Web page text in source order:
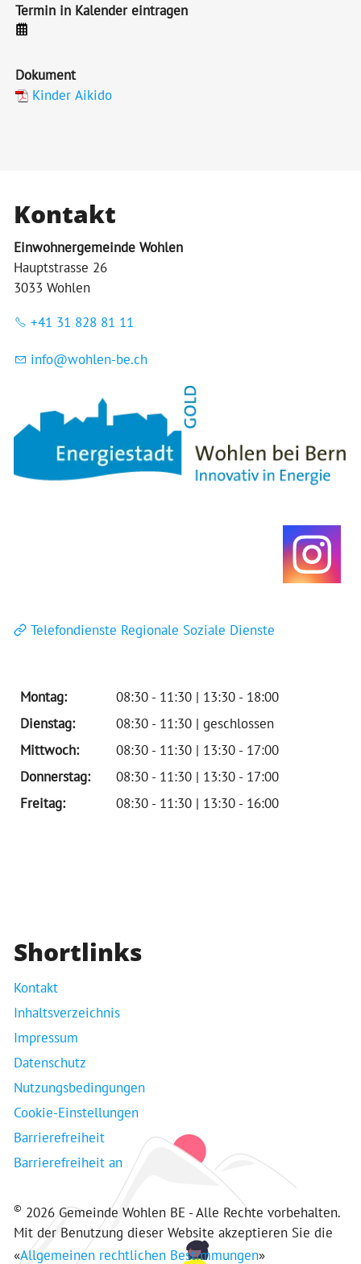
Termin in Kalender eintragen
Dokument
Kinder Aikido
Kontakt
Einwohnergemeinde Wohlen
Hauptstrasse 26
3033 Wohlen
+41 31 828 81 11
nf w hl n-b ch
Telefondienste Regionale Soziale Dienste
Montag:
08:30 - 11:30 | 13:30 - 18:00
Dienstag:
08:30 - 11:30 | geschlossen
Mittwoch:
08:30 - 11:30 | 13:30 - 17:00
Donnerstag:
08:30 - 11:30 | 13:30 - 17:00
Freitag:
08:30 - 11:30 | 13:30 - 16:00
Shortlinks
Kontakt
Inhaltsverzeichnis
Impressum
Datenschutz
Nutzungsbedingungen
Cookie-Einstellungen
Barrierefreiheit
Barrierefreiheit an
© 2026 Gemeinde Wohlen BE - Alle Rechte vorbehalten.
Mit der Benutzung dieser Website akzeptieren Sie die
«Allgemeinen rechtlichen Bestimmungen»